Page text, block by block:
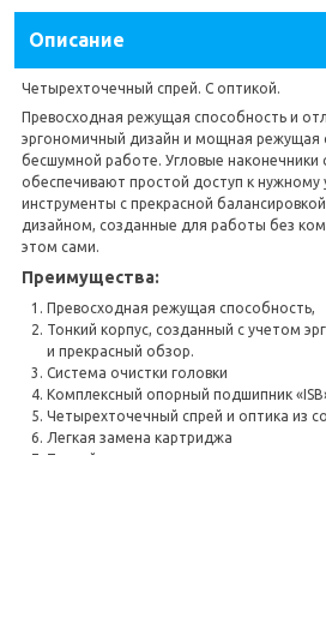
Фиксация бора Кнопочный
Описание
Четырехточечный спрей. С оптикой.
Превосходная режущая способность и
эргономичный дизайн и мощная режущая
бесшумной работе. Угловые наконечники
обеспечивают простой доступ к нужному
инструменты с прекрасной
дизайном, созданные для работы без
этом сами.
Преимущества:
Превосходная режущая способность,
Тонкий корпус, созданный с учетом
и прекрасный обзор.
Система очистки головки
Комплексный опорный подшипник
Четырехточечный спрей и оптика из
Легкая замена картриджа
Тонкий наконечник с корпусом из